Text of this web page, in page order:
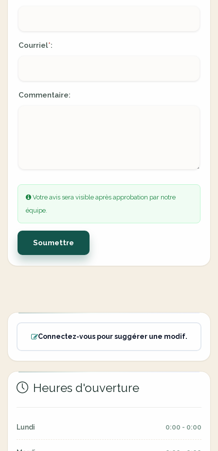
Courriel*:
Commentaire:
Votre avis sera visible après approbation par notre
équipe.
Soumettre
Connectez-vous pour suggérer une modif.
Heures d'ouverture
Lundi 0:00 - 0:00